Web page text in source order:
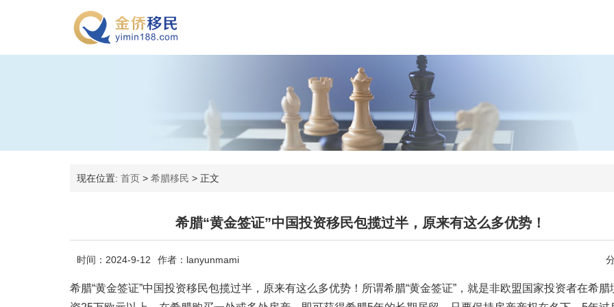
现在位置: 首页 > 希腊移民 > 正文
希腊“黄金签证”中国投资移民包揽过半，原来有这么多优势！
时间：2024-9-12 作者：lanyunmami
希腊“黄金签证”中国投资移民包揽过半，原来有这么多优势！所谓希腊“黄金签证”，就是非欧盟国家投资者在希腊